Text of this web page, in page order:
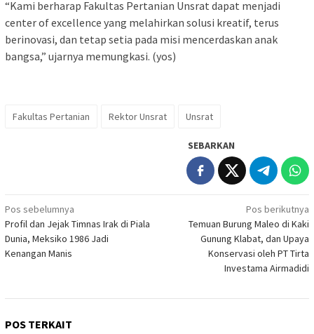
“Kami berharap Fakultas Pertanian Unsrat dapat menjadi
center of excellence yang melahirkan solusi kreatif, terus
berinovasi, dan tetap setia pada misi mencerdaskan anak
bangsa,” ujarnya memungkasi. (yos)
Fakultas Pertanian Rektor Unsrat Unsrat
SEBARKAN
Navigasi
pos
Pos sebelumnya
Profil dan Jejak Timnas Irak di Piala
Dunia, Meksiko 1986 Jadi
Kenangan Manis
Pos berikutnya
Temuan Burung Maleo di Kaki
Gunung Klabat, dan Upaya
Konservasi oleh PT Tirta
Investama Airmadidi
POS TERKAIT